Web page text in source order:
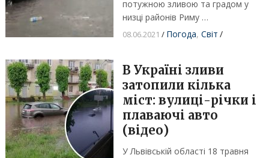
потужною зливою та градом у
низці районів Риму …
08.06.2021 / Погода, Світ /
В Україні зливи
затопили кілька
міст: вулиці-річки і
плаваючі авто
(відео)
У Львівській області 18 травня